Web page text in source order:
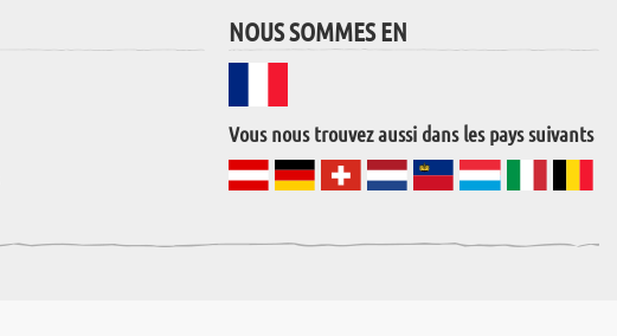
NOUS SOMMES EN
Vous nous trouvez aussi dans les pays suivants